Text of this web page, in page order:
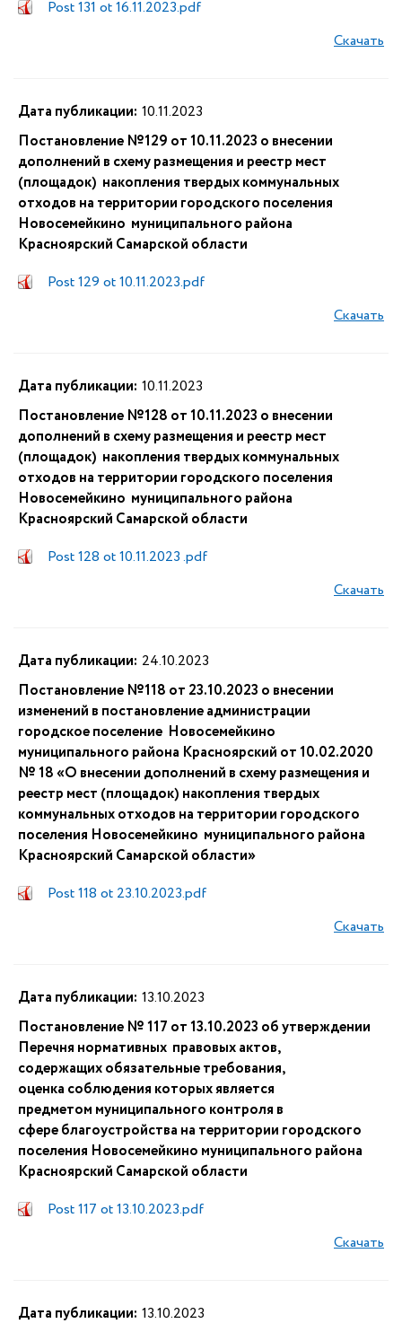
Post 131 ot 16.11.2023.pdf
Скачать
Дата публикации: 10.11.2023
Постановление №129 от 10.11.2023 о внесении
дополнений в схему размещения и реестр мест
(площадок) накопления твердых коммунальных
отходов на территории городского поселения
Новосемейкино муниципального района
Красноярский Самарской области
Post 129 ot 10.11.2023.pdf
Скачать
Дата публикации: 10.11.2023
Постановление №128 от 10.11.2023 о внесении
дополнений в схему размещения и реестр мест
(площадок) накопления твердых коммунальных
отходов на территории городского поселения
Новосемейкино муниципального района
Красноярский Самарской области
Post 128 ot 10.11.2023 .pdf
Скачать
Дата публикации: 24.10.2023
Постановление №118 от 23.10.2023 о внесении
изменений в постановление администрации
городское поселение Новосемейкино
муниципального района Красноярский от 10.02.2020
№ 18 «О внесении дополнений в схему размещения и
реестр мест (площадок) накопления твердых
коммунальных отходов на территории городского
поселения Новосемейкино муниципального района
Красноярский Самарской области»
Post 118 ot 23.10.2023.pdf
Скачать
Дата публикации: 13.10.2023
Постановление № 117 от 13.10.2023 об утверждении
Перечня нормативных правовых актов,
содержащих обязательные требования,
оценка соблюдения которых является
предметом муниципального контроля в
сфере благоустройства на территории городского
поселения Новосемейкино муниципального района
Красноярский Самарской области
Post 117 ot 13.10.2023.pdf
Скачать
Дата публикации: 13.10.2023